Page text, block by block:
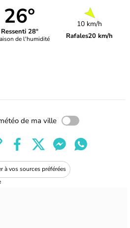
26°
Ressenti 28°
de l'humidité
10 km/h
Rafales20 km/h
de ma ville
à vos sources préférées